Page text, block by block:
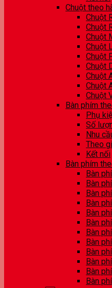
Chuột theo
Chuột
Chuột
Chuột
Chuột
Chuột
Chuột
Chuột
Chuột
Chuột
Bàn phím
Phụ
Số
Nhu
Theo
Kết nối
Bàn phím
Bàn
Bàn
Bàn
Bàn
Bàn
Bàn
Bàn
Bàn
Bàn
Bàn
Bàn
Bàn